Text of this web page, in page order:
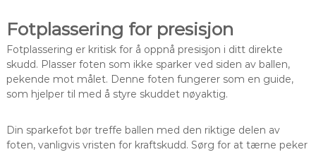
Fotplassering for presisjon
Fotplassering er kritisk for å oppnå presisjon i ditt direkte
skudd. Plasser foten som ikke sparker ved siden av ballen,
pekende mot målet. Denne foten fungerer som en guide,
som hjelper til med å styre skuddet nøyaktig.
Din sparkefot bør treffe ballen med den riktige delen av
foten, vanligvis vristen for kraftskudd. Sørg for at tærne peker